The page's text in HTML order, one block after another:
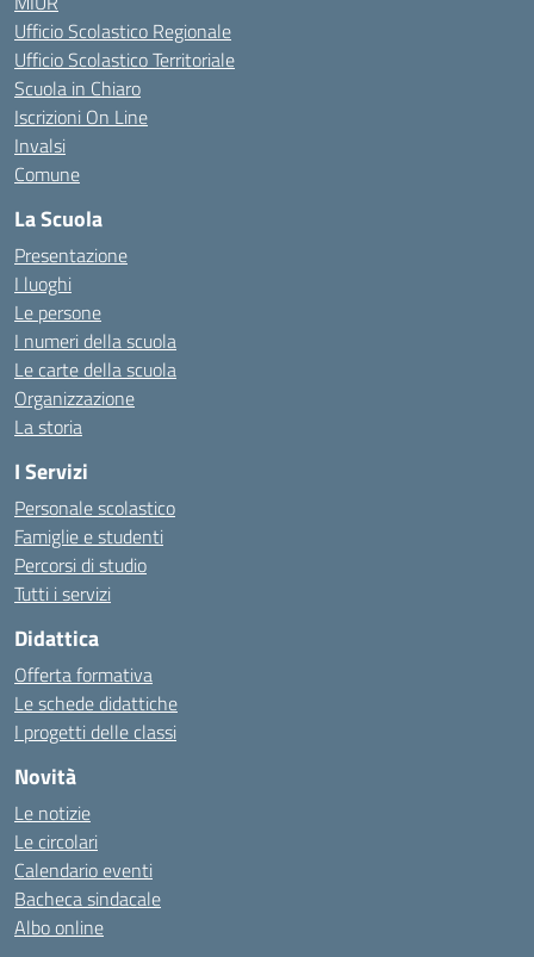
Ufficio Scolastico Regionale
Ufficio Scolastico Territoriale
Scuola in Chiaro
Iscrizioni On Line
Invalsi
Comune
La Scuola
Presentazione
I luoghi
Le persone
I numeri della scuola
Le carte della scuola
Organizzazione
La storia
I Servizi
Personale scolastico
Famiglie e studenti
Percorsi di studio
Tutti i servizi
Didattica
Offerta formativa
Le schede didattiche
I progetti delle classi
Novità
Le notizie
Le circolari
Calendario eventi
Bacheca sindacale
Albo online